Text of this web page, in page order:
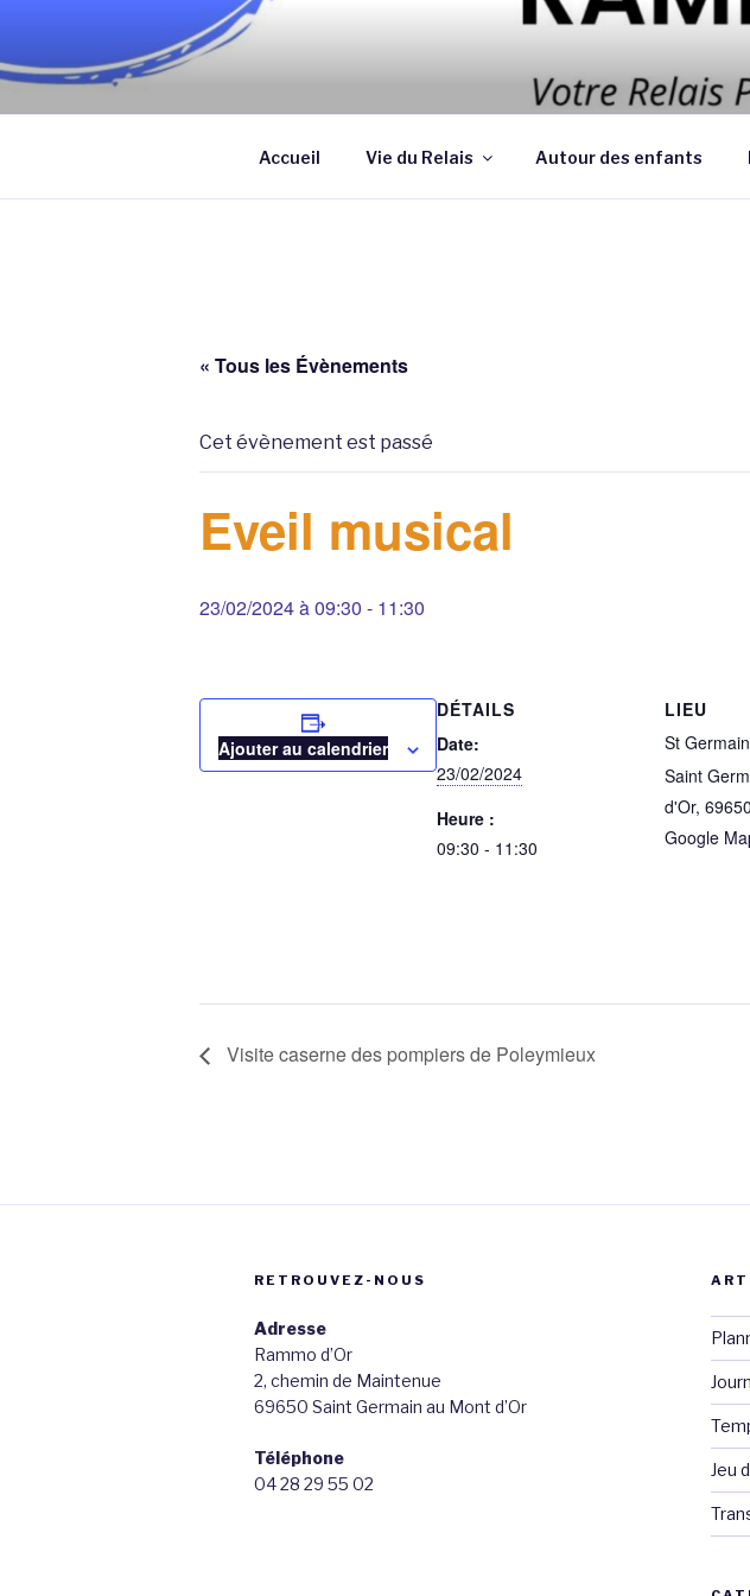
contenu
Association qui a pour objectif d’améliorer les
assistantes maternelles et/ou au domicile des parents
Accueil Vie du Relais Autour des enfants
« Tous les Évènements
Cet évènement est passé
Eveil musical
23/02/2024 à 09:30 - 11:30
Ajouter au calendrier
DÉTAILS
Date:
23/02/2024
Heure :
09:30 - 11:30
LIEU
St Germain
Saint
d'Or, 69650
Google
Visite caserne des pompiers de Poleymieux
RETROUVEZ-NOUS
Adresse
Rammo d’Or
2, chemin de Maintenue
69650 Saint Germain au Mont d’Or
Téléphone
04 28 29 55 02
Jeu